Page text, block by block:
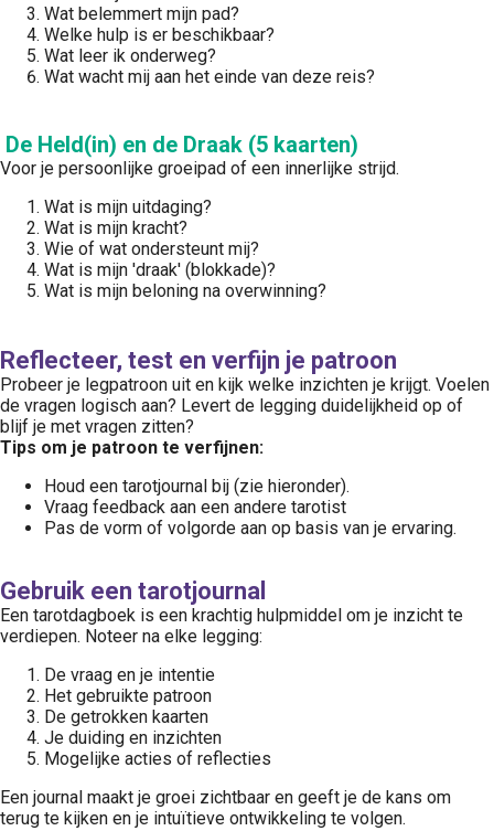
Wat belemmert mijn pad?
Welke hulp is er beschikbaar?
Wat leer ik onderweg?
Wat wacht mij aan het einde van deze reis?
De Held(in) en de Draak (5 kaarten)
Voor je persoonlijke groeipad of een innerlijke strijd.
Wat is mijn uitdaging?
Wat is mijn kracht?
Wie of wat ondersteunt mij?
Wat is mijn 'draak' (blokkade)?
Wat is mijn beloning na overwinning?
Reflecteer, test en verfijn je patroon
Probeer je legpatroon uit en kijk welke inzichten je krijgt. Voelen
de vragen logisch aan? Levert de legging duidelijkheid op of
blijf je met vragen zitten?
Tips om je patroon te verfijnen:
Houd een tarotjournal bij (zie hieronder).
Vraag feedback aan een andere tarotist
Pas de vorm of volgorde aan op basis van je ervaring.
Gebruik een tarotjournal
Een tarotdagboek is een krachtig hulpmiddel om je inzicht te
verdiepen. Noteer na elke legging:
De vraag en je intentie
Het gebruikte patroon
De getrokken kaarten
Je duiding en inzichten
Mogelijke acties of reflecties
Een journal maakt je groei zichtbaar en geeft je de kans om
terug te kijken en je intuïtieve ontwikkeling te volgen.